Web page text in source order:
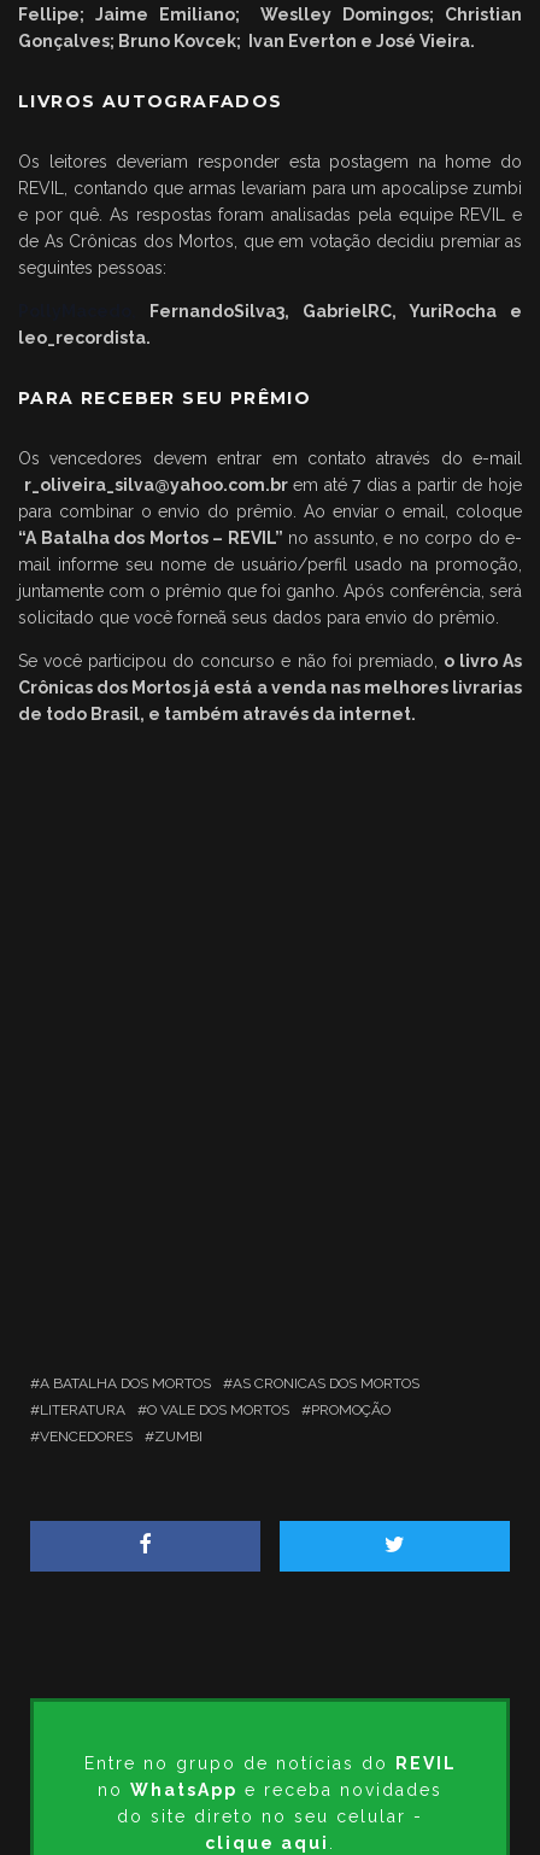
Fellipe; Jaime Emiliano; Weslley Domingos; Christian
Gonçalves; Bruno Kovcek; Ivan Everton e José Vieira.
LIVROS AUTOGRAFADOS
Os leitores deveriam responder esta postagem na home do
REVIL, contando que armas levariam para um apocalipse zumbi
e por quê. As respostas foram analisadas pela equipe REVIL e
de As Crônicas dos Mortos, que em votação decidiu premiar as
seguintes pessoas:
FernandoSilva3, GabrielRC, YuriRocha e
leo_recordista.
PARA RECEBER SEU PRÊMIO
Os vencedores devem entrar em contato através do e-mail
r_oliveira_silva@yahoo.com.brem até 7 dias a partir de hoje
para combinar o envio do prêmio. Ao enviar o email, coloque
“A Batalha dos Mortos – REVIL” no assunto, e no corpo do e-
mail informe seu nome de usuário/perfil usado na promoção,
juntamente com o prêmio que foi ganho. Após conferência, será
solicitado que você forneã seus dados para envio do prêmio.
Se você participou do concurso e não foi premiado, o livro As
Crônicas dos Mortos já está a venda nas melhores livrarias
de todo Brasil, e também através da internet.
A BATALHA DOS MORTOS
AS CRONICAS DOS MORTOS
LITERATURA
O VALE DOS MORTOS
PROMOÇÃO
VENCEDORES
ZUMBI
Entre no grupo de notícias do
REVIL
no WhatsApp e receba novidades
do site direto no seu celular -
clique aqui .